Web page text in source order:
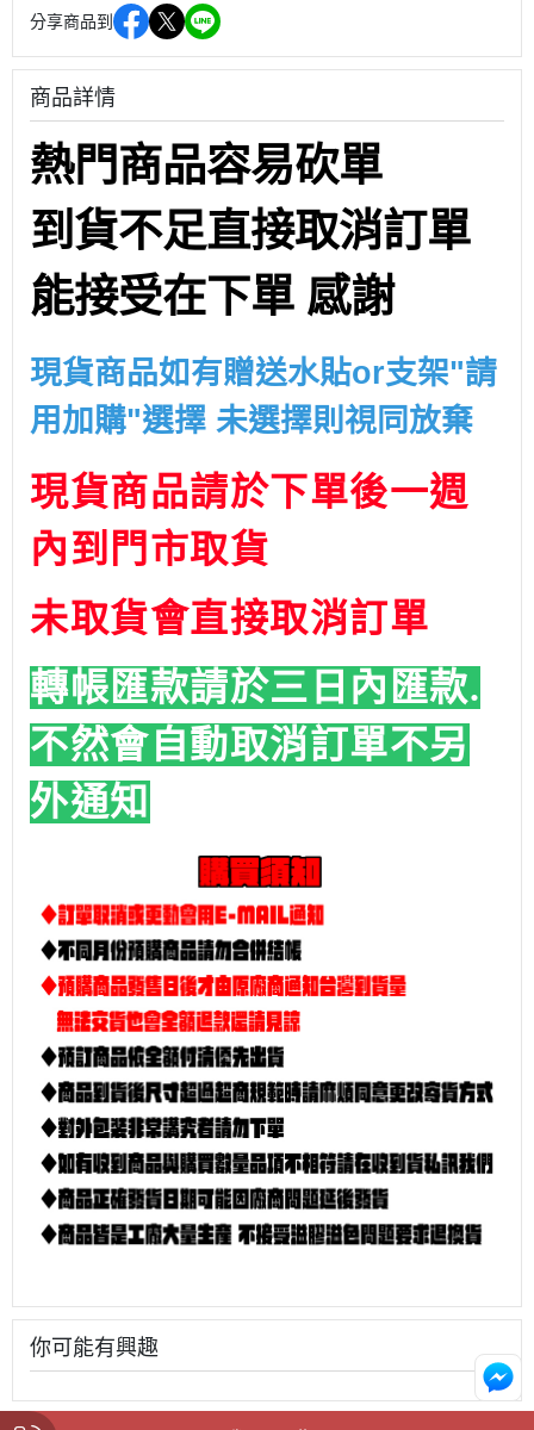
分享商品到
商品詳情
熱門商品容易砍單
到貨不足直接取消訂單
能接受在下單 感謝
現貨商品如有贈送水貼or支架"請
用加購"選擇 未選擇則視同放棄
現貨商品請於下單後一週
內到門市取貨
未取貨會直接取消訂單
轉帳匯款請於三日內匯款.
不然會自動取消訂單不另
外通知
你可能有興趣